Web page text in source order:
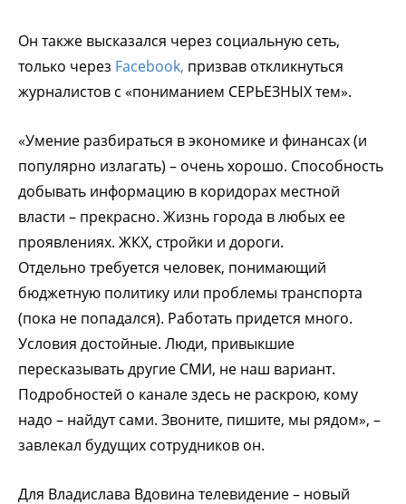
Он также высказался через социальную сеть,
только через Facebook, призвав откликнуться
журналистов с «пониманием СЕРЬЕЗНЫХ тем».
«Умение разбираться в экономике и финансах (и
популярно излагать) – очень хорошо. Способность
добывать информацию в коридорах местной
власти – прекрасно. Жизнь города в любых ее
проявлениях. ЖКХ, стройки и дороги.
Отдельно требуется человек, понимающий
бюджетную политику или проблемы транспорта
(пока не попадался). Работать придется много.
Условия достойные. Люди, привыкшие
пересказывать другие СМИ, не наш вариант.
Подробностей о канале здесь не раскрою, кому
надо – найдут сами. Звоните, пишите, мы рядом», –
завлекал будущих сотрудников он.
Для Владислава Вдовина телевидение – новый